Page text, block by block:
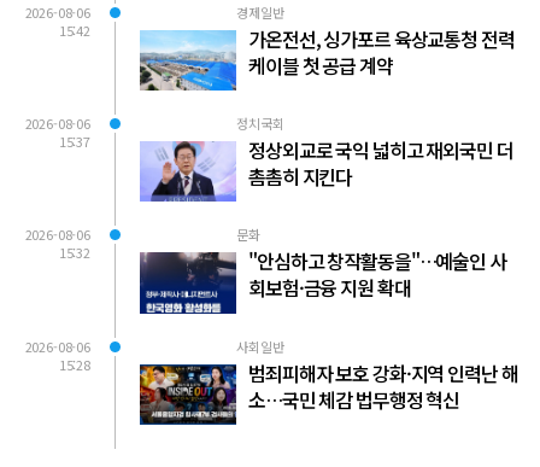
2026-08-06
15:42
경제일반
가온전선, 싱가포르 육상교통청 전력
케이블 첫 공급 계약
2026-08-06
15:37
정치국회
정상외교로 국익 넓히고 재외국민 더
촘촘히 지킨다
2026-08-06
15:32
문화
"안심하고 창작활동을"…예술인 사
회보험·금융 지원 확대
2026-08-06
15:28
사회일반
범죄피해자 보호 강화·지역 인력난 해
소…국민 체감 법무행정 혁신